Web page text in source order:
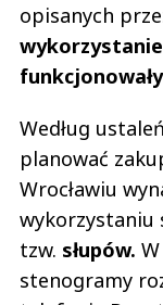
opisanych
Według
planować
Wrocławiu
wykorzystaniu
tzw. słupów.
stenogramy